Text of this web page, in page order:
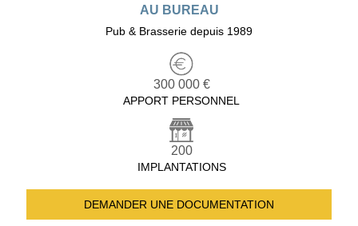
AU BUREAU
Pub & Brasserie depuis 1989
300 000 €
APPORT PERSONNEL
200
IMPLANTATIONS
DEMANDER UNE DOCUMENTATION